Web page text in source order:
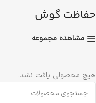
حفاظت گوش
مشاهده مجموعه
هیچ محصولی یافت نشد.